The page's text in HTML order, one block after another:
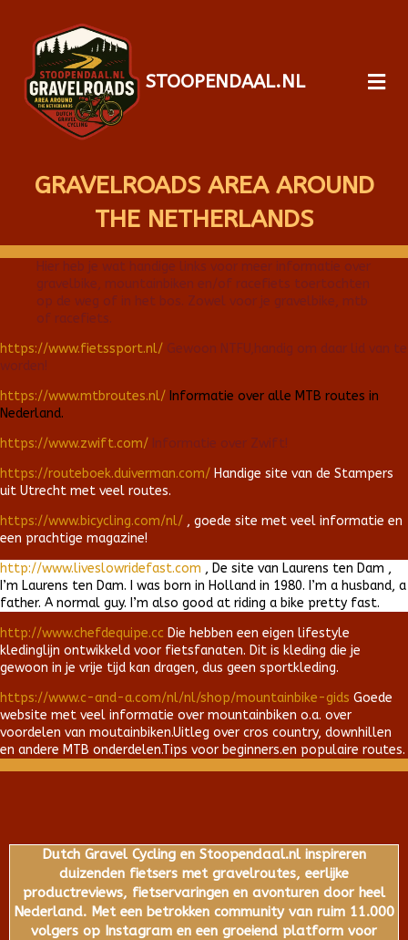
STOOPENDAAL.NL
GRAVELROADS AREA AROUND
THE NETHERLANDS
Hier heb je wat handige links voor meer informatie over
gravelbike, mountainbiken en/of racefiets toertochten
op de weg of in het bos. Zowel voor je gravelbike, mtb
of racefiets.
https://www.fietssport.nl/ Gewoon NTFU,handig om daar lid van te
worden!
https://www.mtbroutes.nl/ Informatie over alle MTB routes in
Nederland.
https://www.zwift.com/ Informatie over Zwift!
https://routeboek.duiverman.com/ Handige site van de Stampers
uit Utrecht met veel routes.
https://www.bicycling.com/nl/ , goede site met veel informatie en
een prachtige magazine!
http://www.liveslowridefast.com , De site van Laurens ten Dam ,
I’m Laurens ten Dam. I was born in Holland in 1980. I’m a husband, a
father. A normal guy. I’m also good at riding a bike pretty fast.
http://www.chefdequipe.cc Die hebben een eigen lifestyle
kledinglijn ontwikkeld voor fietsfanaten. Dit is kleding die je
gewoon in je vrije tijd kan dragen, dus geen sportkleding.
https://www.c-and-a.com/nl/nl/shop/mountainbike-gids Goede
website met veel informatie over mountainbiken o.a. over
voordelen van moutainbiken.Uitleg over cros country, downhillen
en andere MTB onderdelen.Tips voor beginners.en populaire routes.
Dutch Gravel Cycling en Stoopendaal.nl inspireren
duizenden fietsers met gravelroutes, eerlijke
productreviews, fietservaringen en avonturen door heel
Nederland. Met een betrokken community van ruim 11.000
volgers op Instagram en een groeiend platform voor